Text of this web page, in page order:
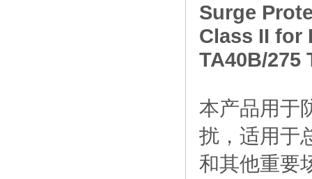
Surge
Class II for
TA40B/275
本产品用于
扰，适用于
和其他重要